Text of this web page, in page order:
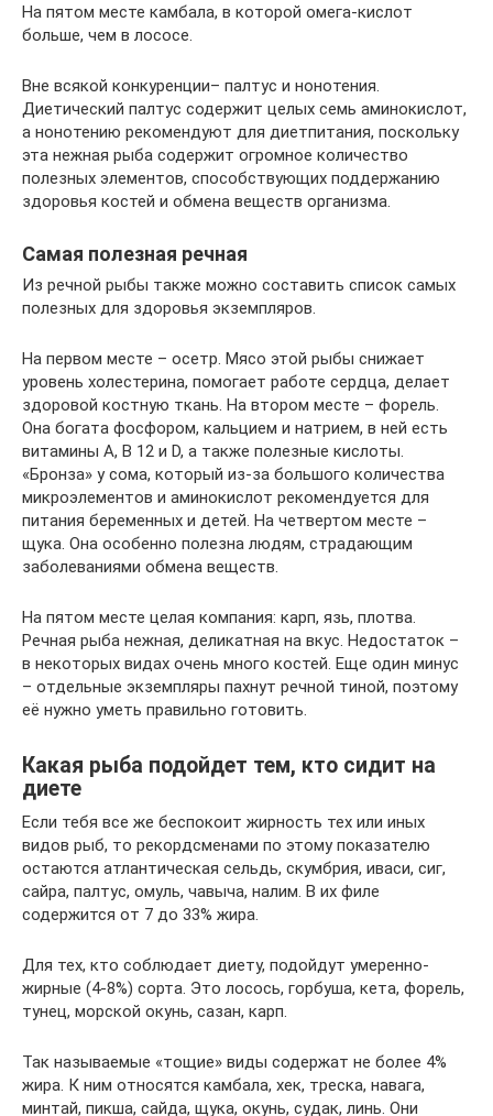
На пятом месте камбала, в которой омега-кислот
больше, чем в лососе.
Вне всякой конкуренции– палтус и нонотения.
Диетический палтус содержит целых семь аминокислот,
а нонотению рекомендуют для диетпитания, поскольку
эта нежная рыба содержит огромное количество
полезных элементов, способствующих поддержанию
здоровья костей и обмена веществ организма.
Самая полезная речная
Из речной рыбы также можно составить список самых
полезных для здоровья экземпляров.
На первом месте – осетр. Мясо этой рыбы снижает
уровень холестерина, помогает работе сердца, делает
здоровой костную ткань. На втором месте – форель.
Она богата фосфором, кальцием и натрием, в ней есть
витамины А, В 12 и D, а также полезные кислоты.
«Бронза» у сома, который из-за большого количества
микроэлементов и аминокислот рекомендуется для
питания беременных и детей. На четвертом месте –
щука. Она особенно полезна людям, страдающим
заболеваниями обмена веществ.
На пятом месте целая компания: карп, язь, плотва.
Речная рыба нежная, деликатная на вкус. Недостаток –
в некоторых видах очень много костей. Еще один минус
– отдельные экземпляры пахнут речной тиной, поэтому
её нужно уметь правильно готовить.
Какая рыба подойдет тем, кто сидит на
диете
Если тебя все же беспокоит жирность тех или иных
видов рыб, то рекордсменами по этому показателю
остаются атлантическая сельдь, скумбрия, иваси, сиг,
сайра, палтус, омуль, чавыча, налим. В их филе
содержится от 7 до 33% жира.
Для тех, кто соблюдает диету, подойдут умеренно-
жирные (4-8%) сорта. Это лосось, горбуша, кета, форель,
тунец, морской окунь, сазан, карп.
Так называемые «тощие» виды содержат не более 4%
жира. К ним относятся камбала, хек, треска, навага,
минтай, пикша, сайда, щука, окунь, судак, линь. Они